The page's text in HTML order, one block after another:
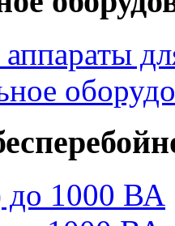
1000 ВА